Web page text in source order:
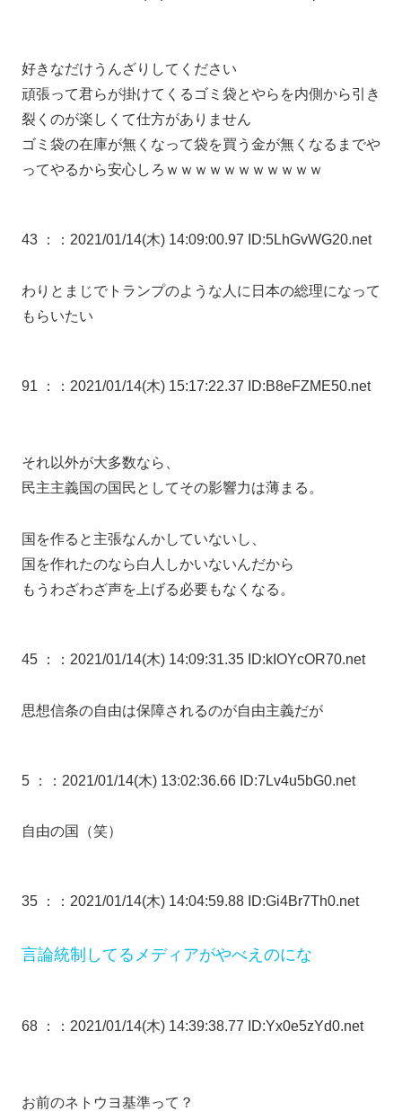
好きなだけうんざりしてください
頑張って君らが掛けてくるゴミ袋とやらを内側から引き
裂くのが楽しくて仕方がありません
ゴミ袋の在庫が無くなって袋を買う金が無くなるまでや
ってやるから安心しろｗｗｗｗｗｗｗｗｗｗｗ
43 ： ：2021/01/14(木) 14:09:00.97 ID:5LhGvWG20.net
わりとまじでトランプのような人に日本の総理になって
もらいたい
91 ： ：2021/01/14(木) 15:17:22.37 ID:B8eFZME50.net
それ以外が大多数なら、
民主主義国の国民としてその影響力は薄まる。
国を作ると主張なんかしていないし、
国を作れたのなら白人しかいないんだから
もうわざわざ声を上げる必要もなくなる。
45 ： ：2021/01/14(木) 14:09:31.35 ID:kIOYcOR70.net
思想信条の自由は保障されるのが自由主義だが
5 ： ：2021/01/14(木) 13:02:36.66 ID:7Lv4u5bG0.net
自由の国（笑）
35 ： ：2021/01/14(木) 14:04:59.88 ID:Gi4Br7Th0.net
言論統制してるメディアがやべえのにな
68 ： ：2021/01/14(木) 14:39:38.77 ID:Yx0e5zYd0.net
お前のネトウヨ基準って？